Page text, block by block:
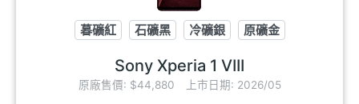
暮礦紅 石礦黑 冷礦銀 原礦金
Sony Xperia 1 VIII
原廠售價: $44,880 上市日期: 2026/05